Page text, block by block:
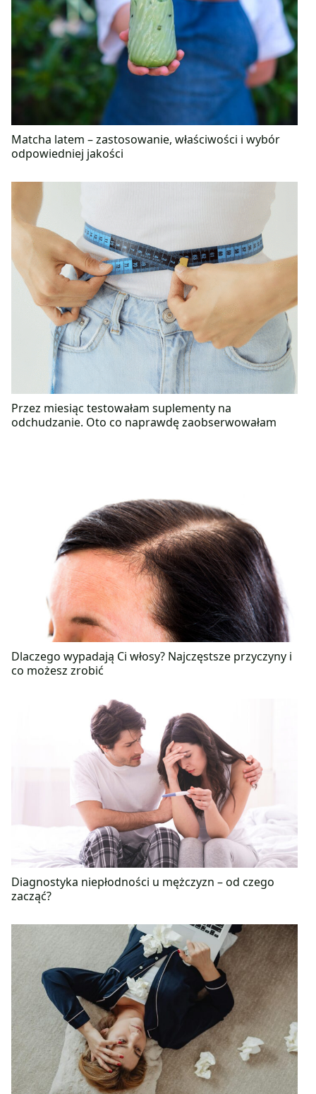
Matcha latem – zastosowanie, właściwości i wybór
odpowiedniej jakości
Przez miesiąc testowałam suplementy na
odchudzanie. Oto co naprawdę zaobserwowałam
Dlaczego wypadają Ci włosy? Najczęstsze przyczyny i
co możesz zrobić
Diagnostyka niepłodności u mężczyzn – od czego
zacząć?